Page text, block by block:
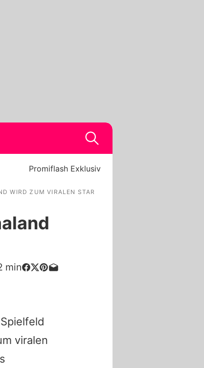
Promiflash Exklusiv
WIRD ZUM VIRALEN STAR
min
viralen